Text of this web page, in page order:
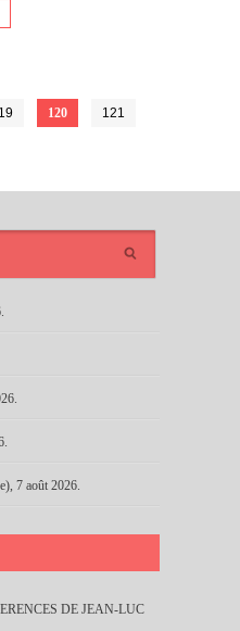
120
121
7 août 2026.
DE JEAN-LUC